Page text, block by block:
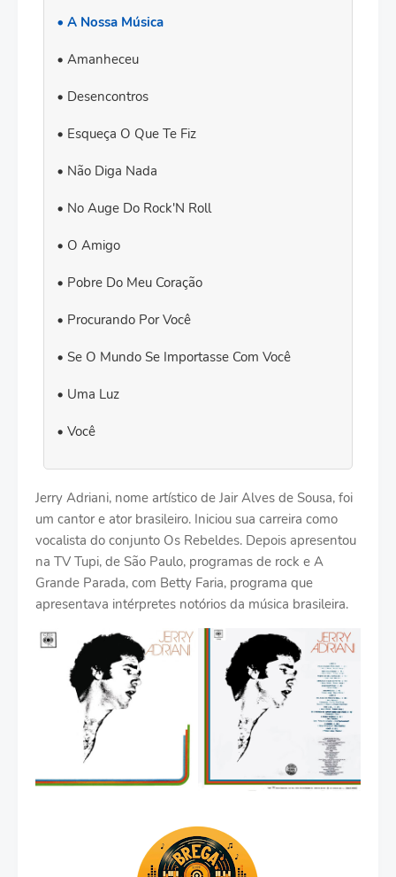
A Nossa Música
Amanheceu
Desencontros
Esqueça O Que Te Fiz
Não Diga Nada
No Auge Do Rock'N Roll
O Amigo
Pobre Do Meu Coração
Procurando Por Você
Se O Mundo Se Importasse Com Você
Uma Luz
Você
Jerry Adriani, nome artístico de Jair Alves de Sousa, foi
um cantor e ator brasileiro. Iniciou sua carreira como
vocalista do conjunto Os Rebeldes. Depois apresentou
na TV Tupi, de São Paulo, programas de rock e A
Grande Parada, com Betty Faria, programa que
apresentava intérpretes notórios da música brasileira.